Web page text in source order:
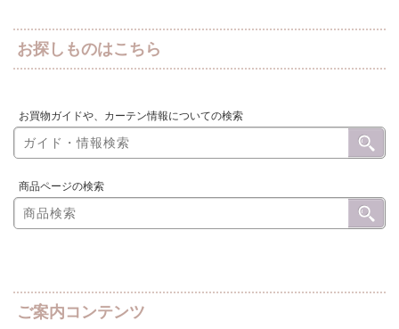
お探しものはこちら
お買物ガイドや、カーテン情報についての検索
商品ページの検索
ご案内コンテンツ